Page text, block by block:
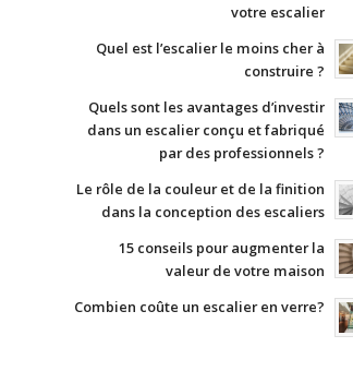
votre escalier
Quel est l’escalier le moins cher à
construire ?
Quels sont les avantages d’investir
dans un escalier conçu et fabriqué
par des professionnels ?
Le rôle de la couleur et de la finition
dans la conception des escaliers
15 conseils pour augmenter la
valeur de votre maison
Combien coûte un escalier en verre?